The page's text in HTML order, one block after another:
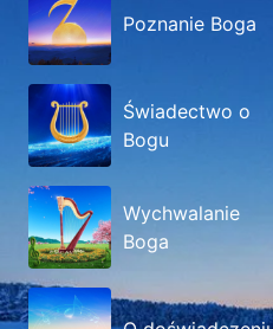
Poznanie Boga
Świadectwo o
Bogu
Wychwalanie
Boga